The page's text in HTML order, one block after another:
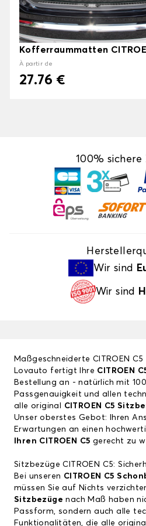
Kofferraummatten
À partir de
27.76 €
100% sichere
Wir sind
Wir sind
Maßgeschneiderte CITROEN
Lovauto fertigt Ihre CITROEN
Bestellung an - natürlich mit
Passgenauigkeit und allen
alle original CITROEN C5
Unser oberstes Gebot: Ihren
Erwartungen an einen
Ihren CITROEN C5 gerecht zu
Sitzbezüge CITROEN C5:
Bei unseren CITROEN C5
müssen Sie auf Nichts
Sitzbezüge nach Maß haben
Passform, sondern auch alle
Funktionalitäten, die alle